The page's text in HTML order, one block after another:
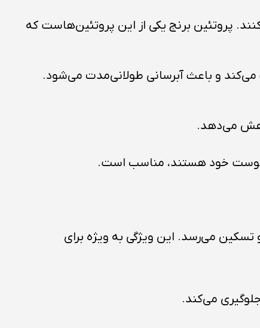
پروتئین برنج یکی از این پروتئین‌هاست که
و باعث آبرسانی طولانی‌مدت می‌شود.
می‌دهد.
پوست خود هستند، مناسب است.
می‌رسد. این ویژگی به ویژه برای
می‌کند.